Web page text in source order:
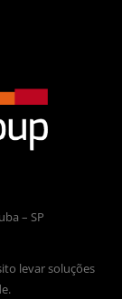
– SP
levar soluções